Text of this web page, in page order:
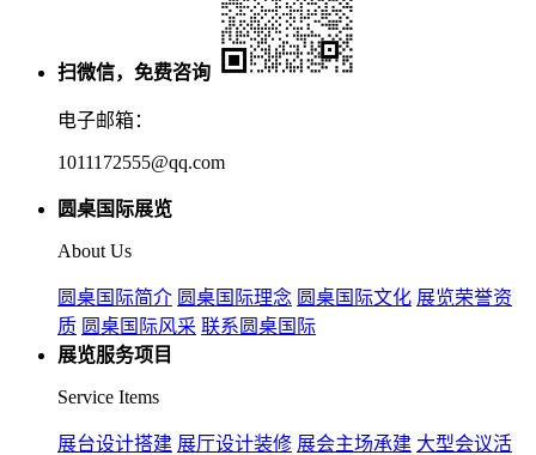
扫微信，免费咨询
电子邮箱：
1011172555@qq.com
圆桌国际展览
About Us
圆桌国际简介 圆桌国际理念 圆桌国际文化 展览荣誉资
质 圆桌国际风采 联系圆桌国际
展览服务项目
Service Items
展台设计搭建 展厅设计装修 展会主场承建 大型会议活